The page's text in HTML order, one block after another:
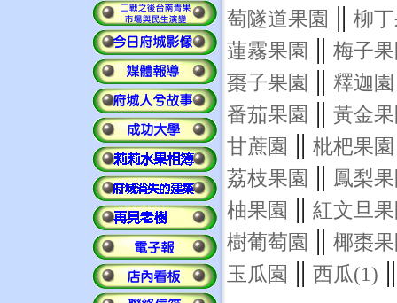
萄隧道果園 || 柳
蓮霧果園 || 梅子
棗子果園 || 釋迦園
番茄果園 || 黃金
甘蔗園 || 枇杷果園
荔枝果園 || 鳳梨
柚果園 || 紅文旦
樹葡萄園 || 椰棗
玉瓜園 || 西瓜(1)